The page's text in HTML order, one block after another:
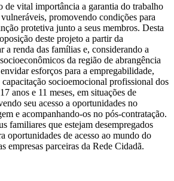
de vital importância a garantia do trabalho
promovendo condições para
protetiva junto a seus membros. Desta
deste projeto a partir da
a renda das famílias e, considerando a
da região de abrangência
esforços para a empregabilidade,
capacitação socioemocional profissional dos
anos e 11 meses, em situações de
seu acesso a oportunidades no
e acompanhando-os no pós-contratação.
familiares que estejam desempregados
oportunidades de acesso ao mundo do
empresas parceiras da Rede Cidadã.